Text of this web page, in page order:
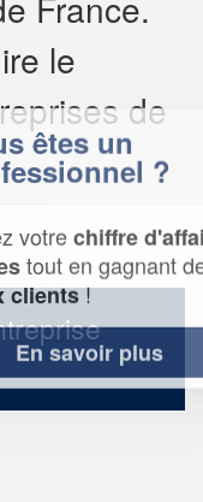
le
de
un
?
d'affaireset
gagnant de
plus